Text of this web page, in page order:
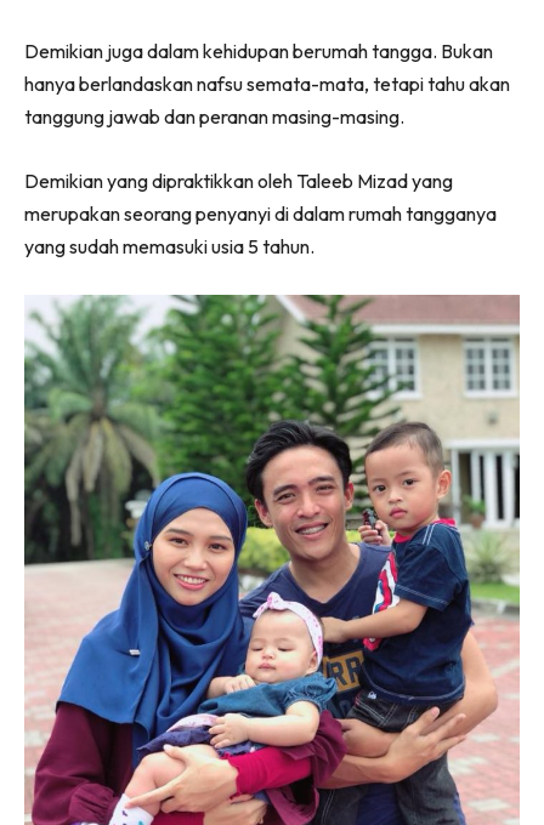
Demikian juga dalam kehidupan berumah tangga. Bukan
hanya berlandaskan nafsu semata-mata, tetapi tahu akan
tanggung jawab dan peranan masing-masing.
Demikian yang dipraktikkan oleh Taleeb Mizad yang
merupakan seorang penyanyi di dalam rumah tangganya
yang sudah memasuki usia 5 tahun.